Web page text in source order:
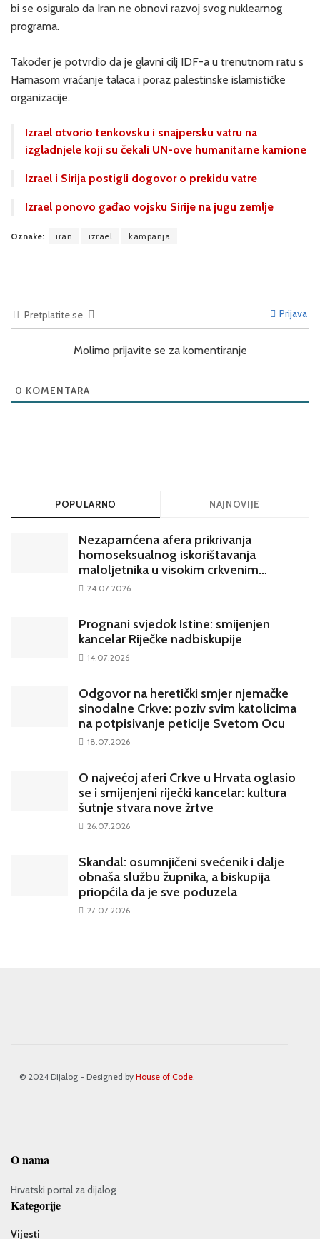
bi se osiguralo da Iran ne obnovi razvoj svog nuklearnog
programa.
Također je potvrdio da je glavni cilj IDF-a u trenutnom ratu s
Hamasom vraćanje talaca i poraz palestinske islamističke
organizacije.
Izrael otvorio tenkovsku i snajpersku vatru na
izgladnjele koji su čekali UN-ove humanitarne kamione
Izrael i Sirija postigli dogovor o prekidu vatre
Izrael ponovo gađao vojsku Sirije na jugu zemlje
Oznake: iran izrael kampanja
Pretplatite se Prijava
Molimo prijavite se za komentiranje
0 KOMENTARA
POPULARNO NAJNOVIJE
Nezapamćena afera prikrivanja
homoseksualnog iskorištavanja
maloljetnika u visokim crkvenim
krugovima potresa Hrvatsku
24.07.2026
Prognani svjedok Istine: smijenjen
kancelar Riječke nadbiskupije
14.07.2026
Odgovor na heretički smjer njemačke
sinodalne Crkve: poziv svim katolicima
na potpisivanje peticije Svetom Ocu
18.07.2026
O najvećoj aferi Crkve u Hrvata oglasio
se i smijenjeni riječki kancelar: kultura
šutnje stvara nove žrtve
26.07.2026
Skandal: osumnjičeni svećenik i dalje
obnaša službu župnika, a biskupija
priopćila da je sve poduzela
27.07.2026
© 2024 Dijalog - Designed by House of Code.
O nama
Hrvatski portal za dijalog
Kategorije
Vijesti